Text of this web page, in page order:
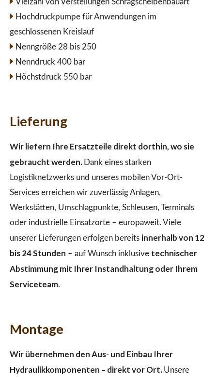
Vielzahl von Verstellungen Schrägscheibenbauart
Hochdruckpumpe für Anwendungen im
geschlossenen Kreislauf
Nenngröße 28 bis 250
Nenndruck 400 bar
Höchstdruck 550 bar
Lieferung
Wir liefern Ihre Ersatzteile direkt dorthin, wo sie
gebraucht werden. Dank eines starken
Logistiknetzwerks und unseres mobilen Vor-Ort-
Services erreichen wir zuverlässig Anlagen,
Werkstätten, Umschlagpunkte, Schleusen, Terminals
oder industrielle Einsatzorte – europaweit. Viele
unserer Lieferungen erfolgen bereits innerhalb von 12
bis 24 Stunden – auf Wunsch inklusive technischer
Abstimmung mit Ihrer Instandhaltung oder Ihrem
Serviceteam.
Montage
Wir übernehmen den Aus- und Einbau Ihrer
Hydraulikkomponenten – direkt vor Ort. Unsere